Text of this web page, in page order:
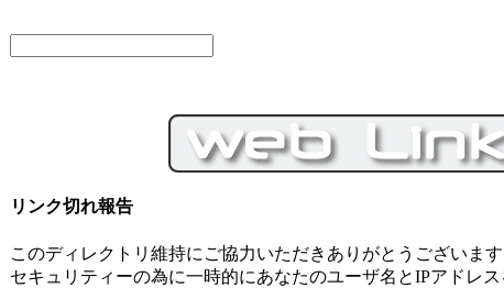
リンク切れ報告
このディレクトリ維持にご協力いただきありがとうございます
セキュリティーの為に一時的にあなたのユーザ名とIPアドレス